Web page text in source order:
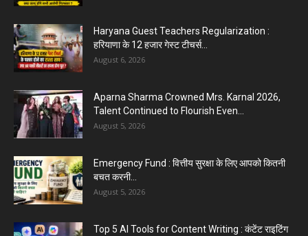
Haryana Guest Teachers Regularization :
हरियाणा के 12 हजार गेस्ट टीचर्स...
August 6, 2026
Aparna Sharma Crowned Mrs. Karnal 2026,
Talent Continued to Flourish Even...
August 5, 2026
Emergency Fund : वित्तीय सुरक्षा के लिए आपको कितनी
बचत करनी...
August 5, 2026
Top 5 AI Tools for Content Writing : कंटेंट राइटिंग